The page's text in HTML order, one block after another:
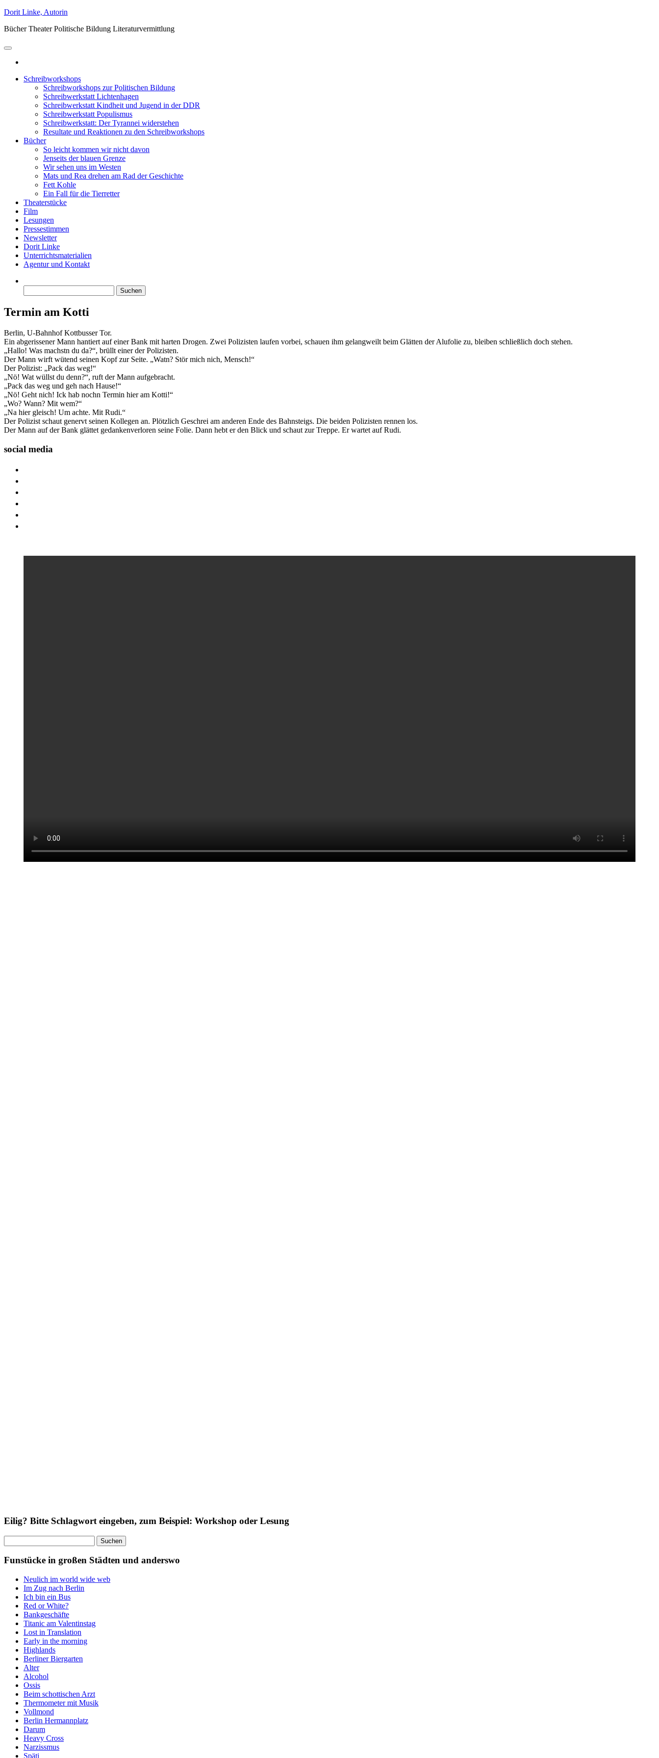
Zum
springen
Dorit Linke, Autorin
Bücher Theater Politische Bildung Literaturvermittlung
Schreibworkshops
Schreibworkshops zur Politischen Bildung
Schreibwerkstatt Lichtenhagen
Schreibwerkstatt Kindheit und Jugend in der DDR
Schreibwerkstatt Populismus
Schreibwerkstatt: Der Tyrannei widerstehen
Resultate und Reaktionen zu den Schreibworkshops
Bücher
So leicht kommen wir nicht davon
Jenseits der blauen Grenze
Wir sehen uns im Westen
Mats und Rea drehen am Rad der Geschichte
Fett Kohle
Ein Fall für die Tierretter
Theaterstücke
Film
Lesungen
Pressestimmen
Newsletter
Dorit Linke
Unterrichtsmaterialien
Agentur und Kontakt
nach:
Termin am Kotti
Berlin, U-Bahnhof Kottbusser Tor.
Ein abgerissener Mann hantiert auf einer Bank mit harten Drogen. Zwei Polizisten laufen vorbei, schauen ihm gelangweilt beim Glätten der Alufolie zu, bleiben schließlich doch stehen.
„Hallo! Was machstn du da?“, brüllt einer der Polizisten.
Der Mann wirft wütend seinen Kopf zur Seite. „Watn? Stör mich nich, Mensch!“
Der Polizist: „Pack das weg!“
„Nö! Wat wüllst du denn?“, ruft der Mann aufgebracht.
„Pack das weg und geh nach Hause!“
„Nö! Geht nich! Ick hab nochn Termin hier am Kotti!“
„Wo? Wann? Mit wem?“
„Na hier gleisch! Um achte. Mit Rudi.“
Der Polizist schaut genervt seinen Kollegen an. Plötzlich Geschrei am anderen Ende des Bahnsteigs. Die beiden Polizisten rennen los.
Der Mann auf der Bank glättet gedankenverloren seine Folie. Dann hebt er den Blick und schaut zur Treppe. Er wartet auf Rudi.
social media
Eilig? Bitte Schlagwort eingeben, zum Beispiel: Workshop oder Lesung
nach:
Funstücke in großen Städten und anderswo
Neulich im world wide web
Im Zug nach Berlin
Ich bin ein Bus
Red or White?
Bankgeschäfte
Titanic am Valentinstag
Lost in Translation
Early in the morning
Highlands
Berliner Biergarten
Alter
Alcohol
Ossis
Beim schottischen Arzt
Thermometer mit Musik
Vollmond
Berlin Hermannplatz
Darum
Heavy Cross
Narzissmus
Späti